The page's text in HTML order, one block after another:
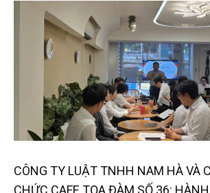
CÔNG TY LUẬT TNHH NAM HÀ VÀ
CHỨC CAFE TỌA ĐÀM SỐ 36: